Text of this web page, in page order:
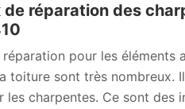
de réparation des
pour les éléments
toiture sont très nombreux.
les charpentes. Ce sont des